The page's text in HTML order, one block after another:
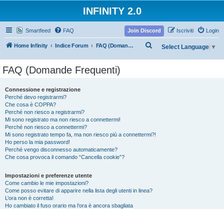
INFINITY 2.0
Smartfeed FAQ Login
Iscriviti
Join Discord
Home Infinity Indice Forum FAQ (Domande Frequenti) Select Language ▼
FAQ (Domande Frequenti)
Connessione e registrazione
Perché devo registrarmi?
Che cosa è COPPA?
Perché non riesco a registrarmi?
Mi sono registrato ma non riesco a connettermi!
Perché non riesco a connettermi?
Mi sono registrato tempo fa, ma non riesco più a connettermi?!
Ho perso la mia password!
Perché vengo disconnesso automaticamente?
Che cosa provoca il comando “Cancella cookie”?
Impostazioni e preferenze utente
Come cambio le mie impostazioni?
Come posso evitare di apparire nella lista degli utenti in linea?
L’ora non è corretta!
Ho cambiato il fuso orario ma l’ora è ancora sbagliata